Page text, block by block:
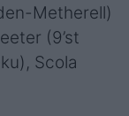
Metherell)
(9’st
Scola